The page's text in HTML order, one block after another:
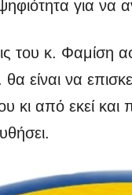
για να
του κ. Φαμίση
είναι να
κι από εκεί και